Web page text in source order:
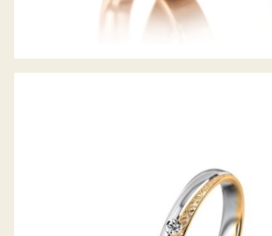
MEISTER TRAURING